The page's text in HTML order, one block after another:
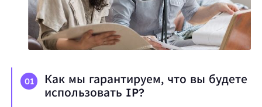
01
Как мы гарантируем, что вы будете
использовать IP?